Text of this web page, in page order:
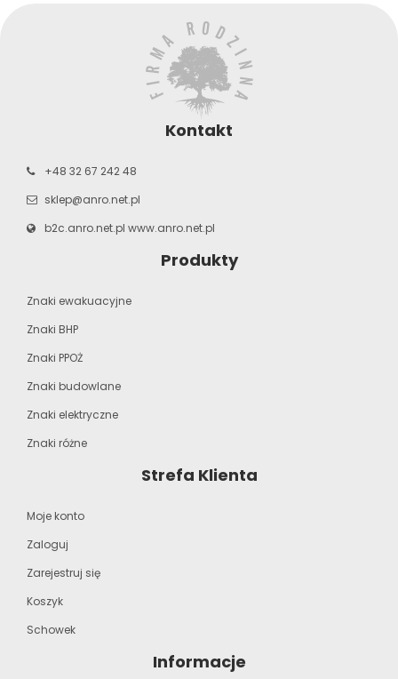
Kontakt
+48 32 67 242 48
sklep@anro.net.pl
b2c.anro.net.pl www.anro.net.pl
Produkty
Znaki ewakuacyjne
Znaki BHP
Znaki PPOŻ
Znaki budowlane
Znaki elektryczne
Znaki różne
Strefa Klienta
Moje konto
Zaloguj
Zarejestruj się
Koszyk
Schowek
Informacje